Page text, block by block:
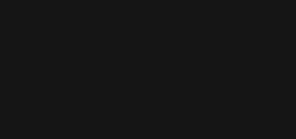
Deckel, 800 W, weiß,